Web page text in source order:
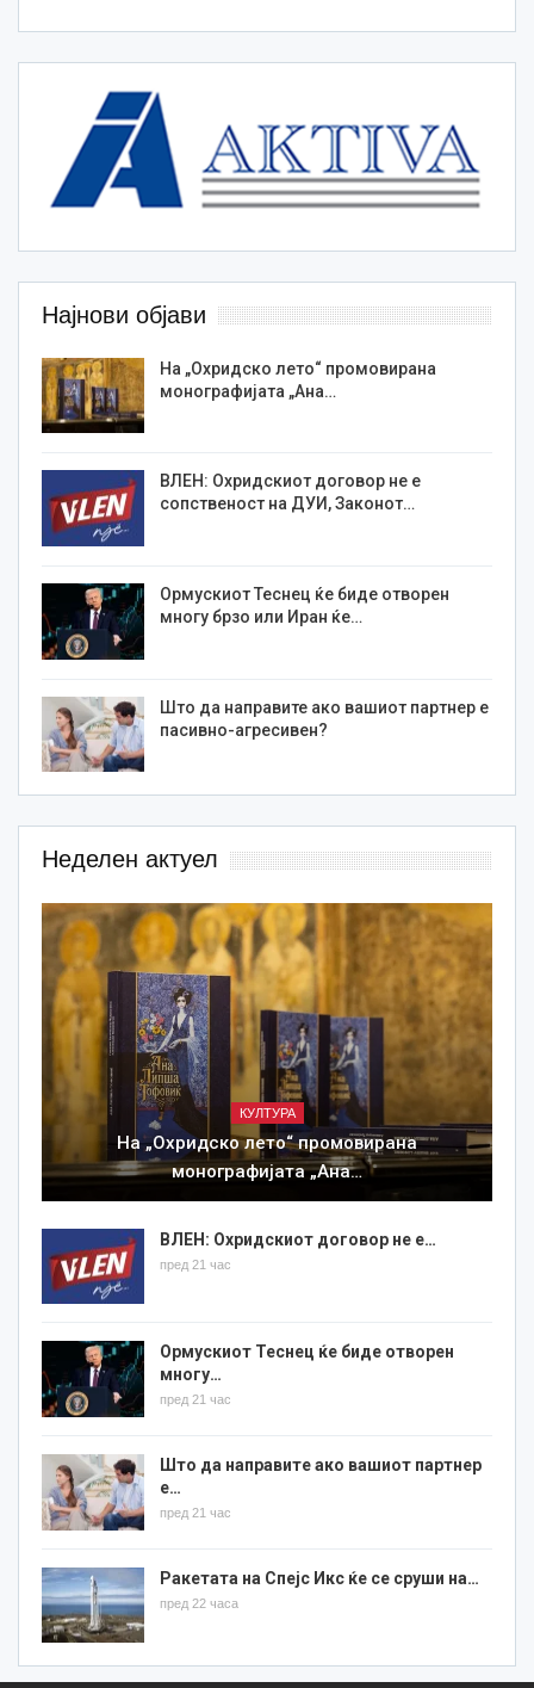
Најнови објави
На „Охридско лето“ промовирана
монографијата „Ана…
ВЛЕН: Охридскиот договор не е
сопственост на ДУИ, Законот…
Ормускиот Теснец ќе биде отворен
многу брзо или Иран ќе…
Што да направите ако вашиот партнер е
пасивно-агресивен?
Неделен актуел
КУЛТУРА
На „Охридско лето“ промовирана
монографијата „Ана…
ВЛЕН: Охридскиот договор не е…
пред 21 час
Ормускиот Теснец ќе биде отворен
многу…
пред 21 час
Што да направите ако вашиот партнер
е…
пред 21 час
Ракетата на Спејс Икс ќе се сруши на…
пред 22 часа